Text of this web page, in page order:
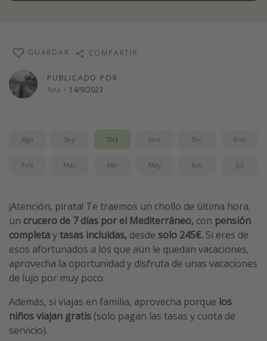
Vacaciones de Playa
Viajes para singles
Escapadas románticas
Trabajar en el extranjero
Cruceros por el Mediterráneo
Guía de equipaje de mano
Parques de atracciones
Viaja con musicales
El Rey León el musical
Harry Potter en Londres y otros destinos
Eventos deportivos
PUBLICADO POR
Ana · 14/9/2023
GUARDAR COMPARTIR
Ago Sep Oct Nov Dic Ene
Feb Mar Abr May Jun Jul
¡Atención, pirata! Te traemos un chollo de última hora,
un crucero de 7 días por el Mediterráneo, con pensión
completaytasas incluidas, desde solo 245€. Si eres de
esos afortunados a los que aún le quedan vacaciones,
aprovecha la oportunidad y disfruta de unas vacaciones
de lujo por muy poco.
Además, si viajas en familia, aprovecha porque los
niños viajan gratis (solo pagan las tasas y cuota de
servicio).